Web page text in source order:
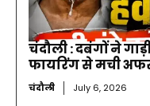
चंदौली : दबंगों ने
फायरिंग से मची
चंदौली July 6, 2026